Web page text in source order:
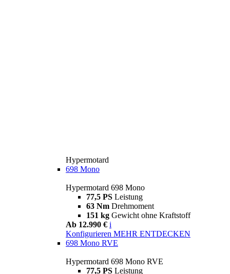
Hypermotard
698 Mono
Hypermotard 698 Mono
77,5 PS Leistung
63 Nm Drehmoment
151 kg Gewicht ohne Kraftstoff
Ab 12.990 € i
Konfigurieren MEHR ENTDECKEN
698 Mono RVE
Hypermotard 698 Mono RVE
77,5 PS Leistung